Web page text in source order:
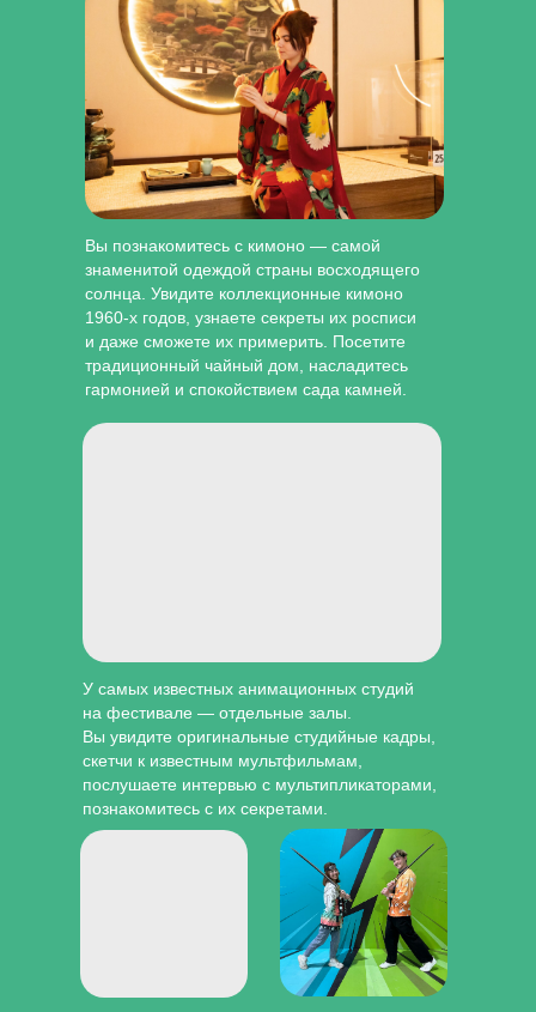
Вы познакомитесь с кимоно — самой
знаменитой одеждой страны восходящего
солнца. Увидите коллекционные кимоно
1960-х годов, узнаете секреты их росписи
и даже сможете их примерить. Посетите
традиционный чайный дом, насладитесь
гармонией и спокойствием сада камней.
У самых известных анимационных студий
на фестивале — отдельные залы.
Вы увидите оригинальные студийные кадры,
скетчи к известным мультфильмам,
послушаете интервью с мультипликаторами,
познакомитесь с их секретами.